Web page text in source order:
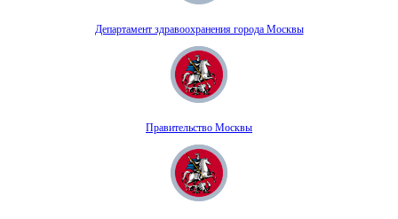
Департамент здравоохранения города Москвы
Правительство Москвы